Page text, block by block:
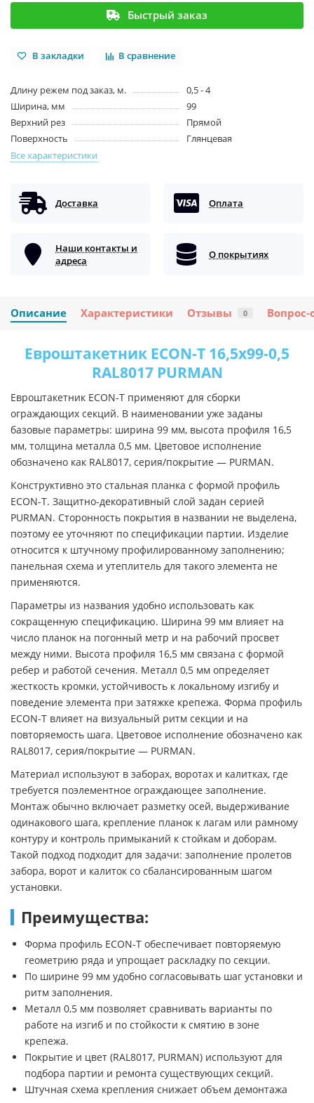
Быстрый заказ
В закладки В сравнение
Длину режем под заказ, м.
0,5 - 4
Ширина, мм
99
Верхний рез
Прямой
Поверхность
Глянцевая
Все характеристики
Доставка Оплата
Наши контакты и
адреса
О покрытиях
Описание Характеристики Отзывы 0 Вопрос-
Евроштакетник ECON-T 16,5х99-0,5
RAL8017 PURMAN
Евроштакетник ECON-T применяют для сборки
ограждающих секций. В наименовании уже заданы
базовые параметры: ширина 99 мм, высота профиля 16,5
мм, толщина металла 0,5 мм. Цветовое исполнение
обозначено как RAL8017, серия/покрытие — PURMAN.
Конструктивно это стальная планка с формой профиль
ECON-T. Защитно-декоративный слой задан серией
PURMAN. Сторонность покрытия в названии не выделена,
поэтому ее уточняют по спецификации партии. Изделие
относится к штучному профилированному заполнению;
панельная схема и утеплитель для такого элемента не
применяются.
Параметры из названия удобно использовать как
сокращенную спецификацию. Ширина 99 мм влияет на
число планок на погонный метр и на рабочий просвет
между ними. Высота профиля 16,5 мм связана с формой
ребер и работой сечения. Металл 0,5 мм определяет
жесткость кромки, устойчивость к локальному изгибу и
поведение элемента при затяжке крепежа. Форма профиль
ECON-T влияет на визуальный ритм секции и на
повторяемость шага. Цветовое исполнение обозначено как
RAL8017, серия/покрытие — PURMAN.
Материал используют в заборах, воротах и калитках, где
требуется поэлементное ограждающее заполнение.
Монтаж обычно включает разметку осей, выдерживание
одинакового шага, крепление планок к лагам или рамному
контуру и контроль примыканий к стойкам и доборам.
Такой подход подходит для задачи: заполнение пролетов
забора, ворот и калиток со сбалансированным шагом
установки.
Преимущества:
Форма профиль ECON-T обеспечивает повторяемую
геометрию ряда и упрощает раскладку по секции.
По ширине 99 мм удобно согласовывать шаг установки и
ритм заполнения.
Металл 0,5 мм позволяет сравнивать варианты по
работе на изгиб и по стойкости к смятию в зоне
крепежа.
Покрытие и цвет (RAL8017, PURMAN) используют для
подбора партии и ремонта существующих секций.
Штучная схема крепления снижает объем демонтажа